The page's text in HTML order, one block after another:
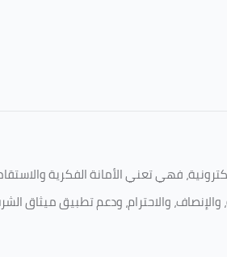
فهي تعني الأمانة الفكرية
والاحترام، ودعم تطبيق ميثاق